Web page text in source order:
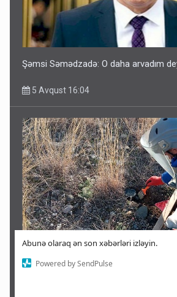
Abunə olaraq ən son xəbərləri izləyin.
Powered by SendPulse
Şəmsi Səmədzadə: O daha arvadım
5 Avqust 16:04
ANAMA əməkdaşları niyə minaya